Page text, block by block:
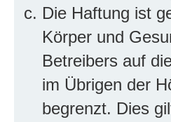
Die Haftung ist
Körper und
Betreibers auf
im Übrigen der
begrenzt. Dies